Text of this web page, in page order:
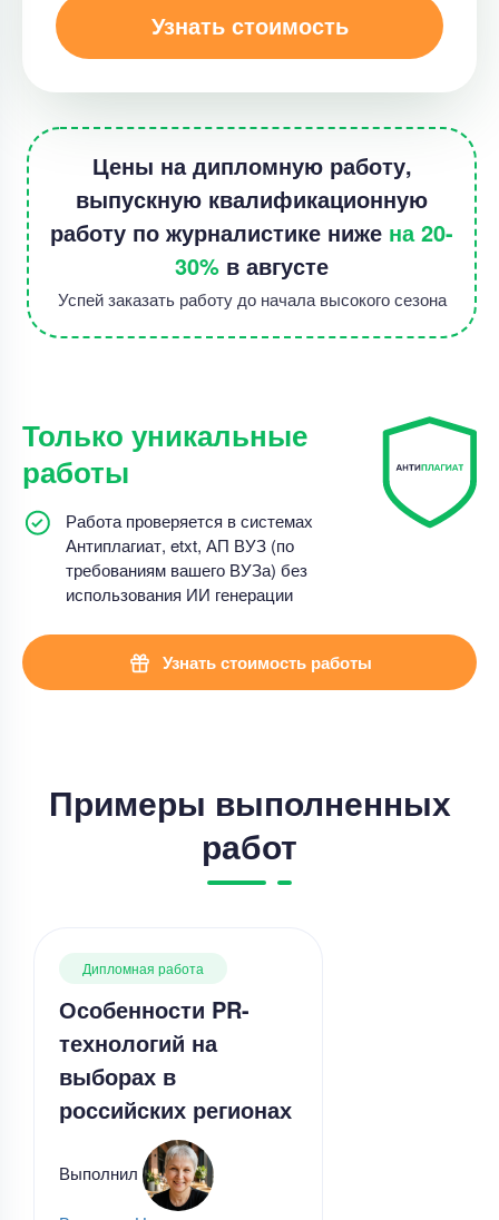
Узнать стоимость
Цены на дипломную работу,
выпускную квалификационную
работу по журналистике ниже на 20-
30% в августе
Успей заказать работу до начала высокого сезона
Только уникальные
работы
Работа проверяется в системах
Антиплагиат, etxt, АП ВУЗ (по
требованиям вашего ВУЗа) без
использования ИИ генерации
Узнать стоимость работы
Примеры выполненных
работ
Дипломная работа
Особенности PR-
технологий на
выборах в
российских регионах
Выполнил